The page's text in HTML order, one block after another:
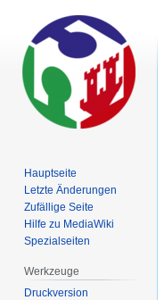
Hauptseite
Letzte Änderungen
Zufällige Seite
Hilfe zu MediaWiki
Spezialseiten
Werkzeuge
Druckversion